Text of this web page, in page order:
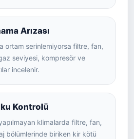
Arızası
ortam serinlemiyorsa filtre, fan,
seviyesi, kompresör ve
incelenir.
Kontrolü
klimalarda filtre, fan,
bölümlerinde biriken kir kötü